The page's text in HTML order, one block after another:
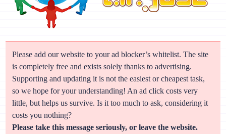
Please add our website to your ad blocker’s whitelist. The site
is completely free and exists solely thanks to advertising.
Supporting and updating it is not the easiest or cheapest task,
so we hope for your understanding! An ad click costs very
little, but helps us survive. Is it too much to ask, considering it
costs you nothing?
Please take this message seriously, or leave the website.